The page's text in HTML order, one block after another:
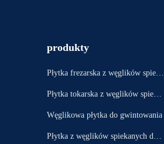
produkty
Płytka frezarska z węglików spieka
Płytka tokarska z węglików spieka
Węglikowa płytka do gwintowania
Płytka z węglików spiekanych do r